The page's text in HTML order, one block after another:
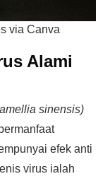
via Canva
Alami
sinensis)
efek anti
virus ialah